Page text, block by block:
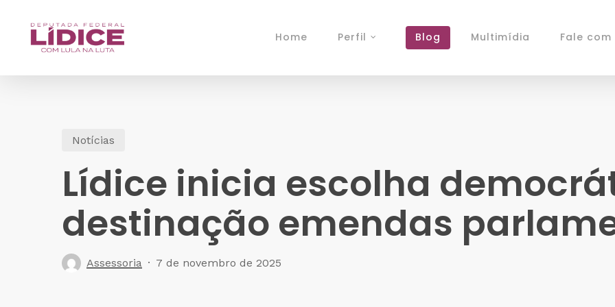
Home Perfil Blog Multimídia Fale com
Notícias
Lídice inicia escolha
destinação emendas
Assessoria 7 de novembro de 2025